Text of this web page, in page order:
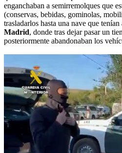
enganchaban a semirremolques que
(conservas, bebidas, gominolas,
trasladarlos hasta una nave que
Madrid, donde tras dejar pasar un
posteriormente abandonaban los